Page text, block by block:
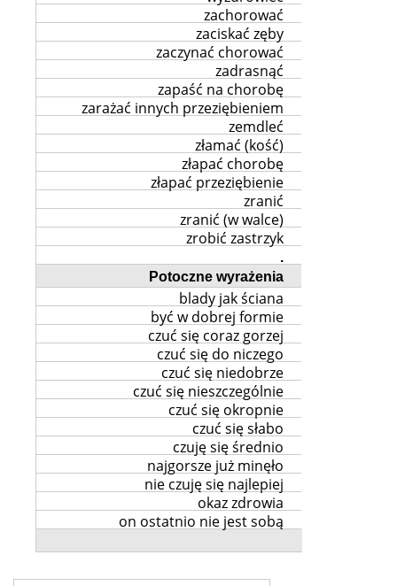
zachorować
zaciskać zęby
zaczynać chorować
zadrasnąć
zapaść na chorobę
zarażać innych przeziębieniem
zemdleć
złamać (kość)
złapać chorobę
złapać przeziębienie
zranić
zranić (w walce)
zrobić zastrzyk
.
Potoczne wyrażenia
blady jak ściana
być w dobrej formie
czuć się coraz gorzej
czuć się do niczego
czuć się niedobrze
czuć się nieszczególnie
czuć się okropnie
czuć się słabo
czuję się średnio
najgorsze już minęło
nie czuję się najlepiej
okaz zdrowia
on ostatnio nie jest sobą